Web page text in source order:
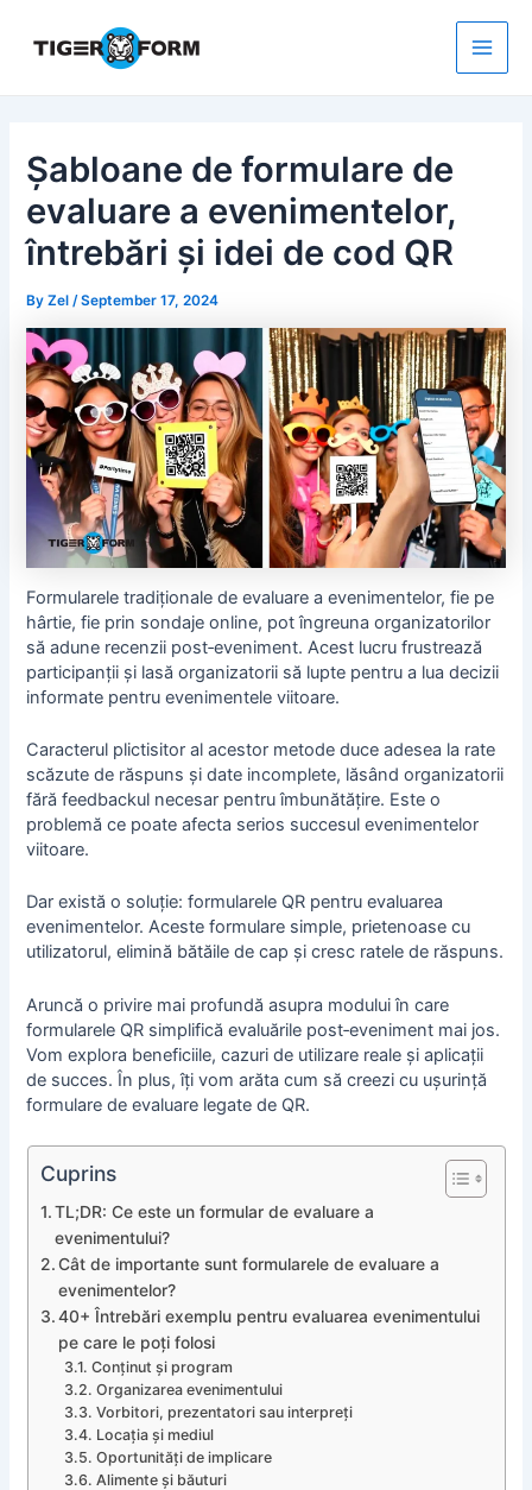
content
Main
Șabloane de formulare de
evaluare a evenimentelor,
întrebări și idei de cod QR
ByZel/September 17, 2024
Formularele tradiționale de evaluare a evenimentelor, fie pe
hârtie, fie prin sondaje online, pot îngreuna organizatorilor
să adune recenzii post‑eveniment. Acest lucru frustrează
participanții și lasă organizatorii să lupte pentru a lua decizii
informate pentru evenimentele viitoare.
Caracterul plictisitor al acestor metode duce adesea la rate
scăzute de răspuns și date incomplete, lăsând organizatorii
fără feedbackul necesar pentru îmbunătățire. Este o
problemă ce poate afecta serios succesul evenimentelor
viitoare.
Dar există o soluție: formularele QR pentru evaluarea
evenimentelor. Aceste formulare simple, prietenoase cu
utilizatorul, elimină bătăile de cap și cresc ratele de răspuns.
Aruncă o privire mai profundă asupra modului în care
formularele QR simplifică evaluările post‑eveniment mai jos.
Vom explora beneficiile, cazuri de utilizare reale și aplicații
de succes. În plus, îți vom arăta cum să creezi cu ușurință
formulare de evaluare legate de QR.
Cuprins
TL;DR: Ce este un formular de evaluare a
evenimentului?
Cât de importante sunt formularele de evaluare a
evenimentelor?
40+ Întrebări exemplu pentru evaluarea evenimentului
pe care le poți folosi
Conținut și program
Organizarea evenimentului
Vorbitori, prezentatori sau interpreți
Locația și mediul
Oportunități de implicare
Alimente și băuturi